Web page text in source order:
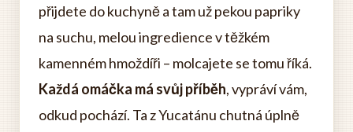
přijdete do kuchyně a tam už pekou papriky
na suchu, melou ingredience v těžkém
kamenném hmoždíři – molcajete se tomu říká.
Každá omáčka má svůj příběh, vypráví vám,
odkud pochází. Ta z Yucatánu chutná úplně